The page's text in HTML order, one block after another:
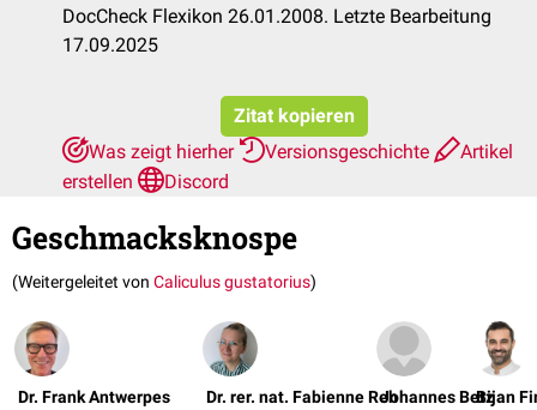
DocCheck Flexikon 26.01.2008. Letzte Bearbeitung
17.09.2025
Zitat kopieren
Was zeigt hierher
Versionsgeschichte
Artikel
erstellen
Discord
Geschmacksknospe
(Weitergeleitet von Caliculus gustatorius)
Dr. Frank Antwerpes Dr. rer. nat. Fabienne RehJohannes BetzBijan